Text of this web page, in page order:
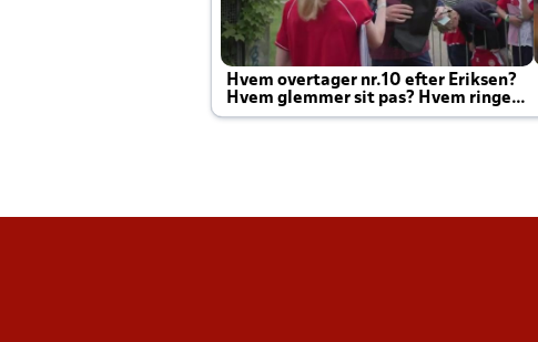
Hvem overtager nr.10 efter Eriksen?
Hvem glemmer sit pas? Hvem ringer
Joachim altid til efter kampe?